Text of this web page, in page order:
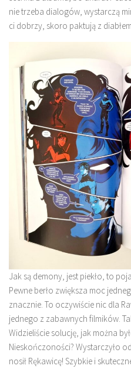
nie trzeba dialogów, wystarczą
ci dobrzy, skoro paktują z
Jak są demony, jest piekło, to
Pewne berło zwiększa moc
znacznie. To oczywiście nic dla
jednego z zabawnych filmików.
Widzieliście solucję, jak można
Nieskończoności? Wystarczyło
nosił Rękawicę! Szybkie i